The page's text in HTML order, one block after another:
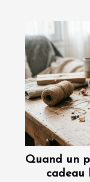
Quand un
cadeau